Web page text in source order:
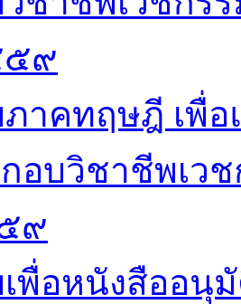
๕๙
ภาคทฤษฎี เพื่
อบวิชาชีพเว
๙
พื่อหนังสืออนุ